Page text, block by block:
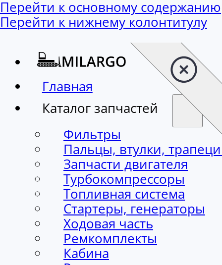
Перейти к основному содержанию
Перейти к нижнему колонтитулу
Главная
Каталог запчастей
Фильтры
Пальцы, втулки,
Запчасти двигателя
Турбокомпрессоры
Топливная система
Стартеры, генераторы
Ходовая часть
Ремкомплекты
Кабина